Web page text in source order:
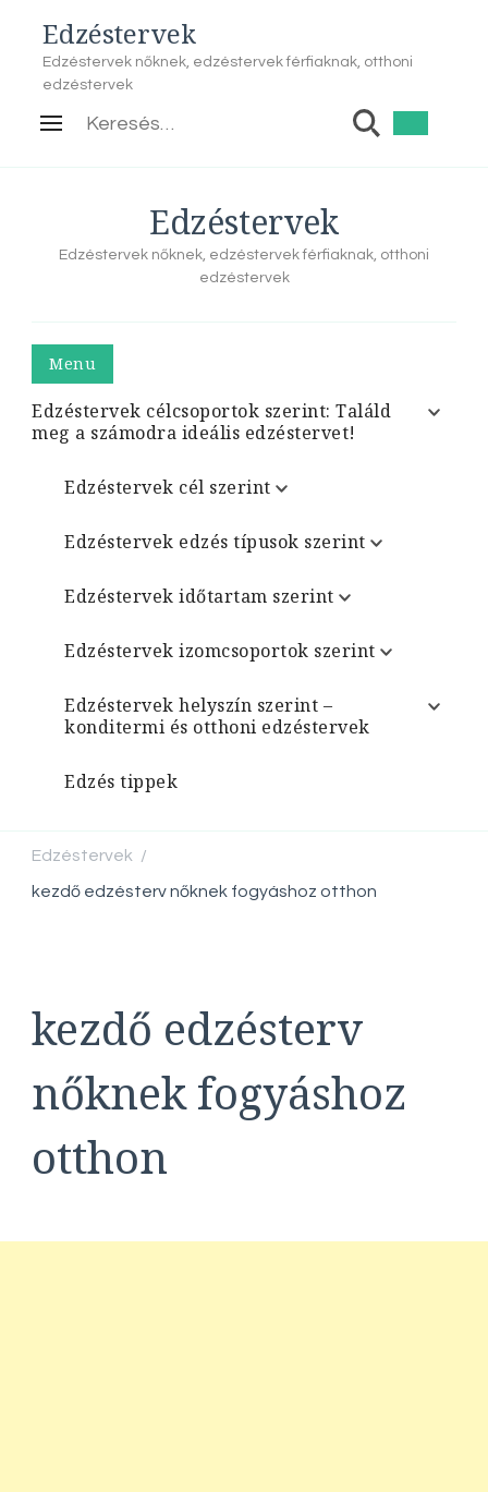
Edzéstervek
Edzéstervek nőknek, edzéstervek férfiaknak, otthoni
edzéstervek
Keresés:
Edzéstervek
Edzéstervek nőknek, edzéstervek férfiaknak, otthoni
edzéstervek
Menu
Edzéstervek célcsoportok szerint: Találd
meg a számodra ideális edzéstervet!
Edzéstervek cél szerint
Edzéstervek edzés típusok szerint
Edzéstervek időtartam szerint
Edzéstervek izomcsoportok szerint
Edzéstervek helyszín szerint –
konditermi és otthoni edzéstervek
Edzés tippek
Edzéstervek /
kezdő edzésterv nőknek fogyáshoz otthon
kezdő edzésterv
nőknek fogyáshoz
otthon